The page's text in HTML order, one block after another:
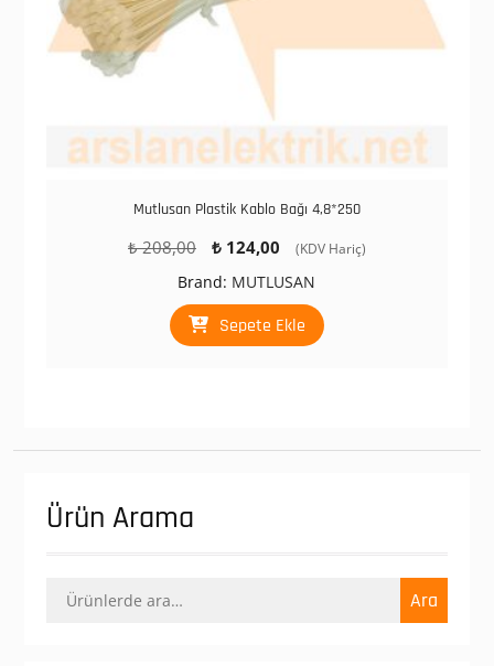
Mutlusan Plastik Kablo Bağı 4,8*250
₺208,00
Orijinal
₺ 208,00.
₺124,00
Şu
fiyat:
₺ 124,00.
(KDV Hariç)
Brand: MUTLUSAN
Sepete Ekle
Ürün Arama
Ara: Ara